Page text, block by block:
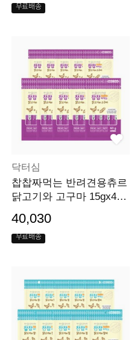
무료배송
닥터심
찹찹짜먹는 반려견용츄르
닭고기와 고구마 15gx4개
40,030
무료배송